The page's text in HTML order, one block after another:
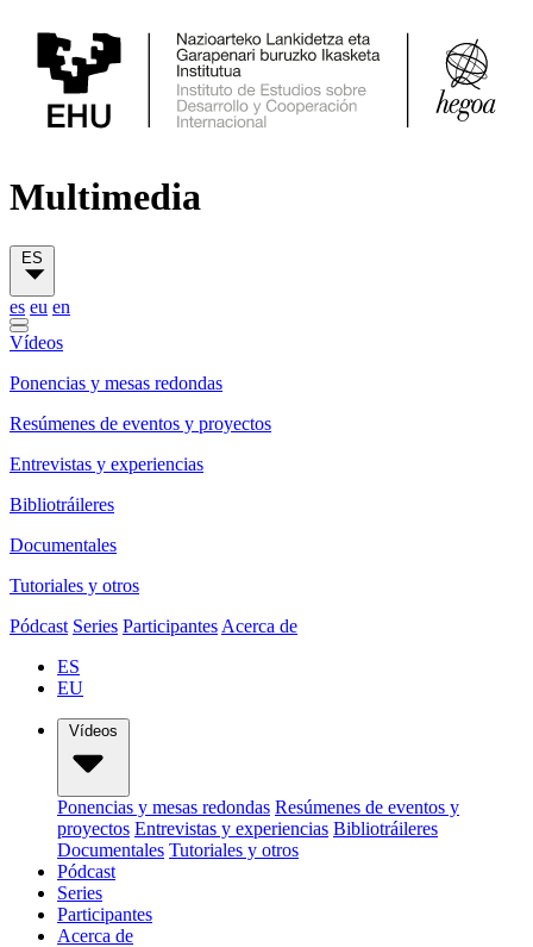
Multimedia
ES
es eu en
Vídeos
Ponencias y mesas redondas
Resúmenes de eventos y proyectos
Entrevistas y experiencias
Bibliotráileres
Documentales
Tutoriales y otros
Pódcast Series Participantes Acerca de
ES
EU
Vídeos
Ponencias y mesas redondas Resúmenes de eventos y
proyectos Entrevistas y experiencias Bibliotráileres
Documentales Tutoriales y otros
Pódcast
Series
Participantes
Acerca de